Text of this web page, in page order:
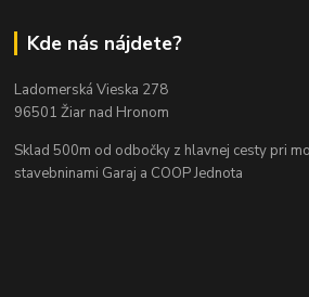
Kde nás nájdete?
Ladomerská Vieska 278
96501 Žiar nad Hronom
Sklad 500m od odbočky z hlavnej cesty pri
stavebninami Garaj a COOP Jednota